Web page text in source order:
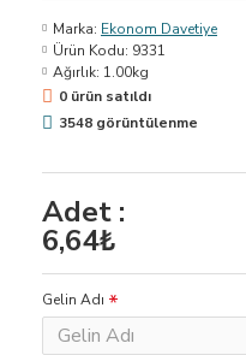
Adet :
6,64₺
Marka: Ekonom Davetiye
Ürün Kodu: 9331
Ağırlık: 1.00kg
0 ürün satıldı
3548 görüntülenme
Gelin Adı